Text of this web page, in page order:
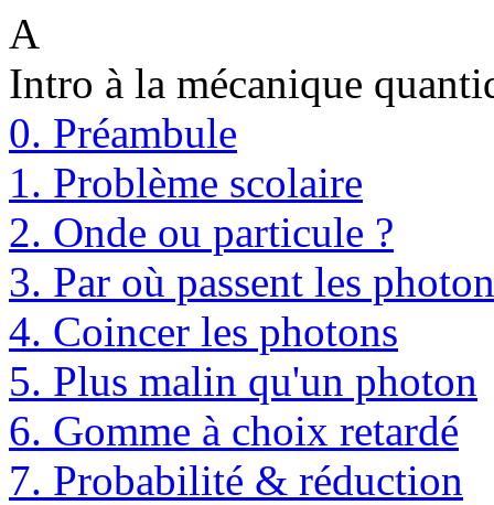
A
Intro à la mécanique
0. Préambule
1. Problème scolaire
2. Onde ou particule ?
3. Par où passent les
4. Coincer les photons
5. Plus malin qu'un photon
6. Gomme à choix retardé
7. Probabilité & réduction